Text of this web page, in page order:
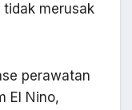
merusak
perawatan
El Nino,